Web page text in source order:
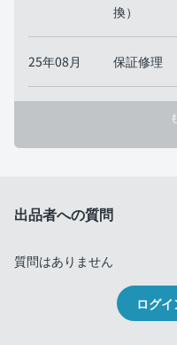
換）
25年08月 保証修理
出品者への質問
質問はありません
ログ